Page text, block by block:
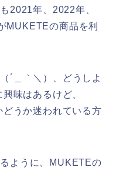
2021年、2022年、
MUKETEの商品を利
´＿｀＼）、どうしよ
味はあるけど、
うか迷われている方
ように、MUKETEの